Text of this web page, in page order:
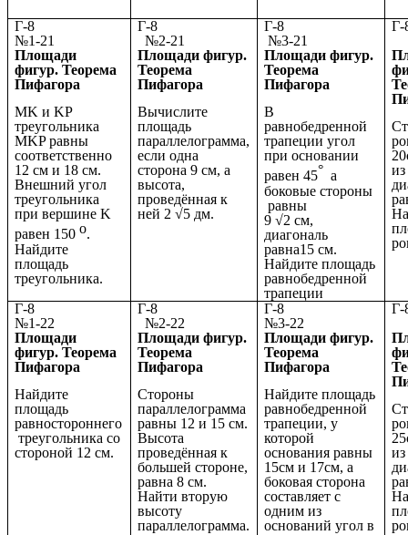
Г-8
№1-21
Площади
фигур. Теорема
Пифагора
MK и KP
треугольника
MKP равны
соответственно
12 см и 18 см.
Внешний угол
треугольника
при вершине K
равен 150 о.
Найдите
площадь
треугольника.
Г-8
№2-21
Площади фигур.
Теорема
Пифагора
Вычислите
площадь
параллелограмма,
если одна
сторона 9 см, а
высота,
проведённая к
ней 2 √5 дм.
Г-8
№3-21
Площади фигур.
Теорема
Пифагора
В
равнобедренной
трапеции угол
при основании
равен 45° а
боковые стороны
равны
9 √2 см,
диагональ
равна15 см.
Найдите площадь
равнобедренной
трапеции
из
Г-8
№1-22
Площади
фигур. Теорема
Пифагора
Найдите
площадь
равностороннего
треугольника со
стороной 12 см.
Г-8
№2-22
Площади фигур.
Теорема
Пифагора
Стороны
параллелограмма
равны 12 и 15 см.
Высота
проведённая к
большей стороне,
равна 8 см.
Найти вторую
высоту
параллелограмма.
Г-8
№3-22
Площади фигур.
Теорема
Пифагора
Найдите площадь
равнобедренной
трапеции, у
которой
основания равны
15см и 17см, а
боковая сторона
составляет с
одним из
оснований угол в
из